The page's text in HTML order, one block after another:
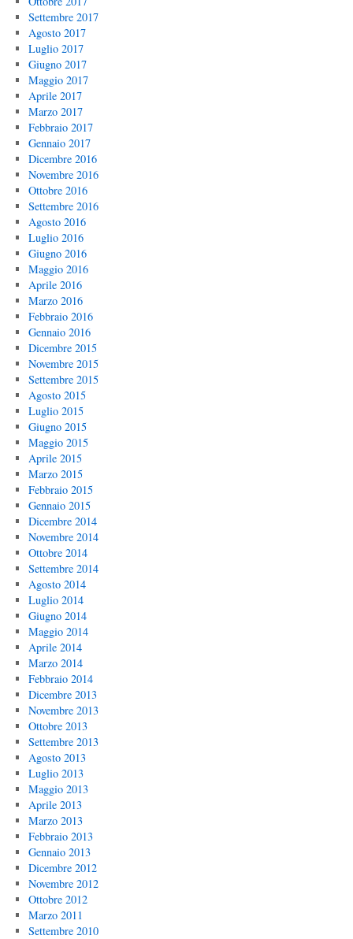
Settembre 2017
Agosto 2017
Luglio 2017
Giugno 2017
Maggio 2017
Aprile 2017
Marzo 2017
Febbraio 2017
Gennaio 2017
Dicembre 2016
Novembre 2016
Ottobre 2016
Settembre 2016
Agosto 2016
Luglio 2016
Giugno 2016
Maggio 2016
Aprile 2016
Marzo 2016
Febbraio 2016
Gennaio 2016
Dicembre 2015
Novembre 2015
Settembre 2015
Agosto 2015
Luglio 2015
Giugno 2015
Maggio 2015
Aprile 2015
Marzo 2015
Febbraio 2015
Gennaio 2015
Dicembre 2014
Novembre 2014
Ottobre 2014
Settembre 2014
Agosto 2014
Luglio 2014
Giugno 2014
Maggio 2014
Aprile 2014
Marzo 2014
Febbraio 2014
Dicembre 2013
Novembre 2013
Ottobre 2013
Settembre 2013
Agosto 2013
Luglio 2013
Maggio 2013
Aprile 2013
Marzo 2013
Febbraio 2013
Gennaio 2013
Dicembre 2012
Novembre 2012
Ottobre 2012
Marzo 2011
Settembre 2010